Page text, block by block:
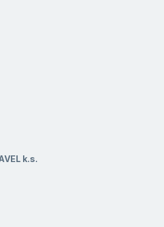
k.s.